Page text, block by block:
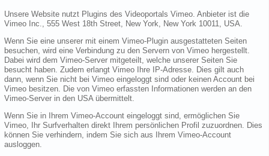
Unsere Website nutzt Plugins des Videoportals Vimeo. Anbieter ist die
Vimeo Inc., 555 West 18th Street, New York, New York 10011, USA.
Wenn Sie eine unserer mit einem Vimeo-Plugin ausgestatteten Seiten
besuchen, wird eine Verbindung zu den Servern von Vimeo hergestellt.
Dabei wird dem Vimeo-Server mitgeteilt, welche unserer Seiten Sie
besucht haben. Zudem erlangt Vimeo Ihre IP-Adresse. Dies gilt auch
dann, wenn Sie nicht bei Vimeo eingeloggt sind oder keinen Account bei
Vimeo besitzen. Die von Vimeo erfassten Informationen werden an den
Vimeo-Server in den USA übermittelt.
Wenn Sie in Ihrem Vimeo-Account eingeloggt sind, ermöglichen Sie
Vimeo, Ihr Surfverhalten direkt Ihrem persönlichen Profil zuzuordnen. Dies
können Sie verhindern, indem Sie sich aus Ihrem Vimeo-Account
ausloggen.